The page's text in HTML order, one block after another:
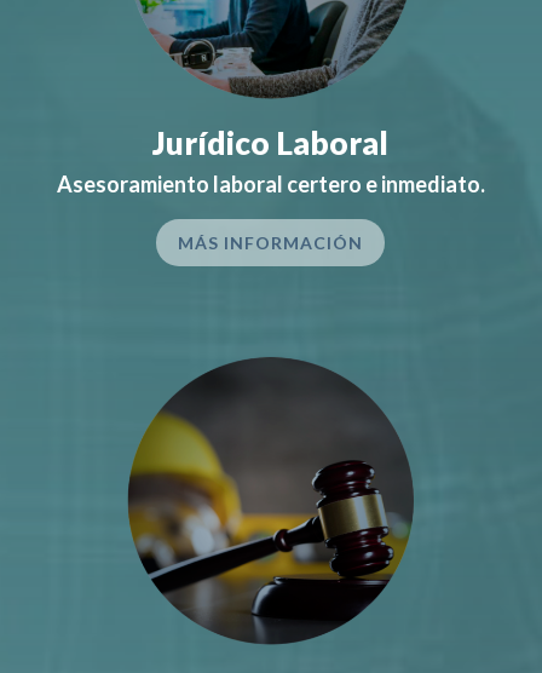
Jurídico Laboral
Asesoramiento laboral certero e inmediato.
MÁS INFORMACIÓN